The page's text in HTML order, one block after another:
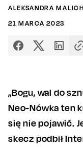
ALEKSANDRA MALICH
21 MARCA 2023
„Bogu, wal do
Neo-Nówka ten
się nie pojawić.
skecz podbił